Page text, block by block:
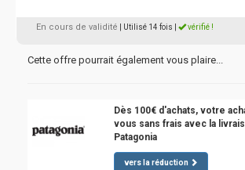
En cours de validité | Utilisé 14 fois vérifié !
Cette offre pourrait également vous plaire...
Dès 100€ d'achats, votre
vous sans frais avec la
Patagonia
vers la réduction